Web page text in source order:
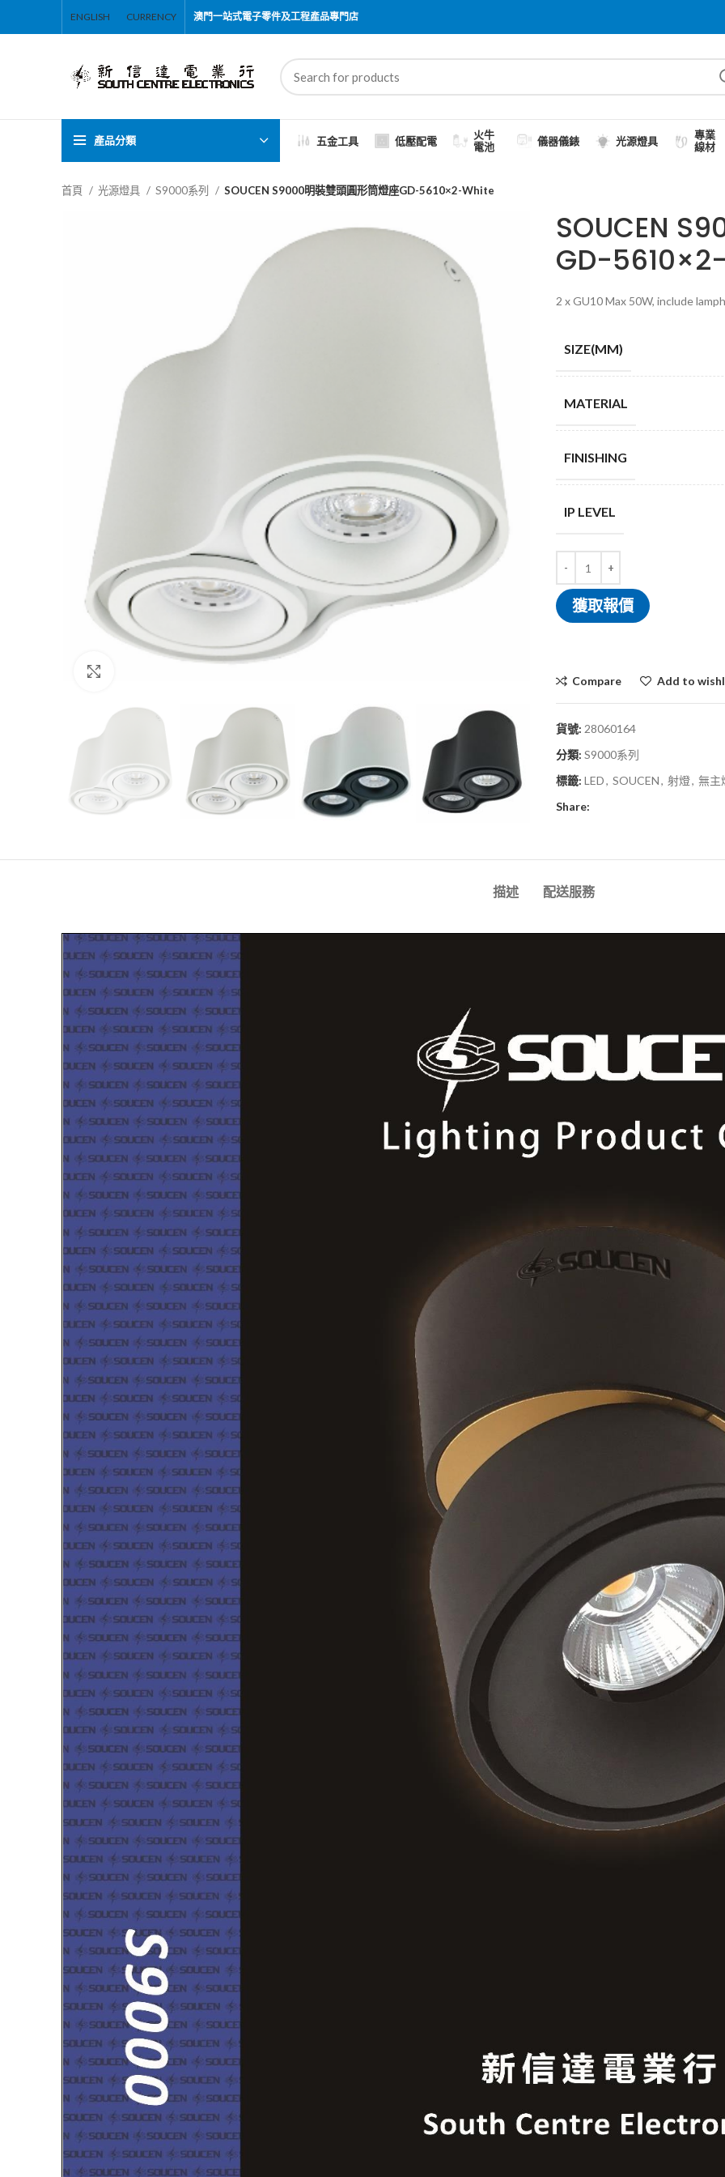
ENGLISH CURRENCY 澳門一站式電子零件及工程產品專門店
產品分類 五金工具 低壓配電
火牛
電池
儀器儀錶 光源燈具
專業
線材
首頁 光源燈具 S9000系列 SOUCEN S9000明裝雙頭圓形筒燈座GD-5610×2-White
SOUCEN
GD-
2 x GU10 Max 50W, include
SIZE(MM)
MATERIAL
FINISHING
IP LEVEL
獲取報價
Compare Add to
貨號: 28060164
分類: S9000系列
標籤: LED, SOUCEN, 射燈, 無主
Share:
描述 配送服務